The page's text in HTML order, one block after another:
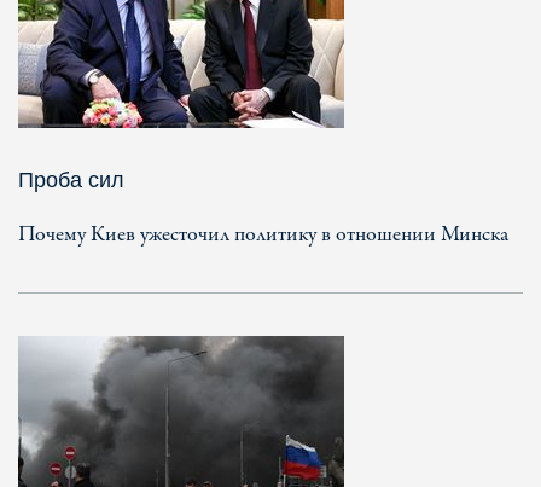
Проба сил
Почему Киев ужесточил политику в отношении Минска